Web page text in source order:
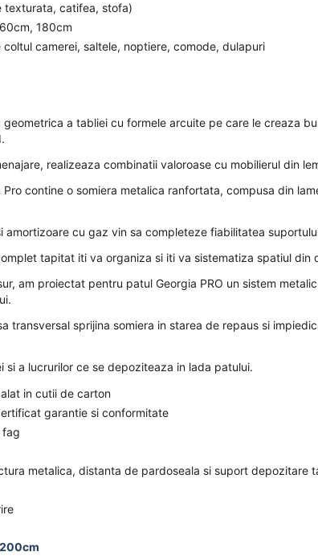
texturata, catifea, stofa)
180cm
camerei, saltele, noptiere, comode, dulapuri
a tabliei cu formele arcuite pe care le creaza
realizeaza combinatii valoroase cu mobilierul din
contine o somiera metalica ranfortata, compusa din
amortizoare cu gaz vin sa completeze fiabilitatea
tapitat iti va organiza si iti va sistematiza spatiul din
am proiectat pentru patul Georgia PRO un sistem
transversal sprijina somiera in starea de repaus si
si a lucrurilor ce se depoziteaza in lada patului.
in cutii de carton
garantie si conformitate
fag
metalica, distanta de pardoseala si suport depozitare